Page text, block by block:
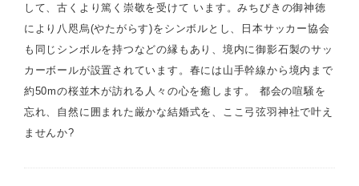
して、古くより篤く崇敬を受けて います。みちびきの御神徳
により八咫烏(やたがらす)をシンボルとし、日本サッカー協会
も同じシンボルを持つなどの縁もあり、境内に御影石製のサッ
カーボールが設置されています。春には山手幹線から境内まで
約50mの桜並木が訪れる人々の心を癒します。 都会の喧騒を
忘れ、自然に囲まれた厳かな結婚式を、ここ弓弦羽神社で叶え
ませんか?